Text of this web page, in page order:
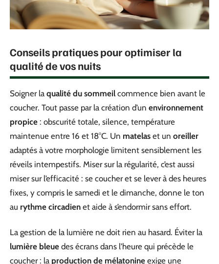
Conseils pratiques pour optimiser la
qualité de vos nuits
Soigner la qualité du sommeil commence bien avant le
coucher. Tout passe par la création d’un environnement
propice : obscurité totale, silence, température
maintenue entre 16 et 18°C. Un matelas et un oreiller
adaptés à votre morphologie limitent sensiblement les
réveils intempestifs. Miser sur la régularité, c’est aussi
miser sur l’efficacité : se coucher et se lever à des heures
fixes, y compris le samedi et le dimanche, donne le ton
au rythme circadien et aide à s’endormir sans effort.
La gestion de la lumière ne doit rien au hasard. Éviter la
lumière bleue des écrans dans l’heure qui précède le
coucher : la production de mélatonine exige une